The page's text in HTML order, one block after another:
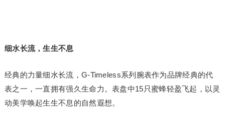
细水长流，生生不息
经典的力量细水长流，G-Timeless系列腕表作为品牌经典的代
表之一，一直拥有强久生命力。表盘中15只蜜蜂轻盈飞起，以灵
动美学唤起生生不息的自然遐想。